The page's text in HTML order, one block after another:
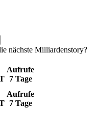
nächste Milliardenstory?
Aufrufe
7 Tage
Aufrufe
7 Tage